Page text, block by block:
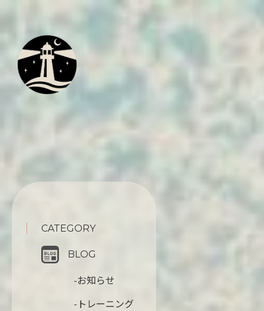
CATEGORY
BLOG
-お知らせ
-トレーニング